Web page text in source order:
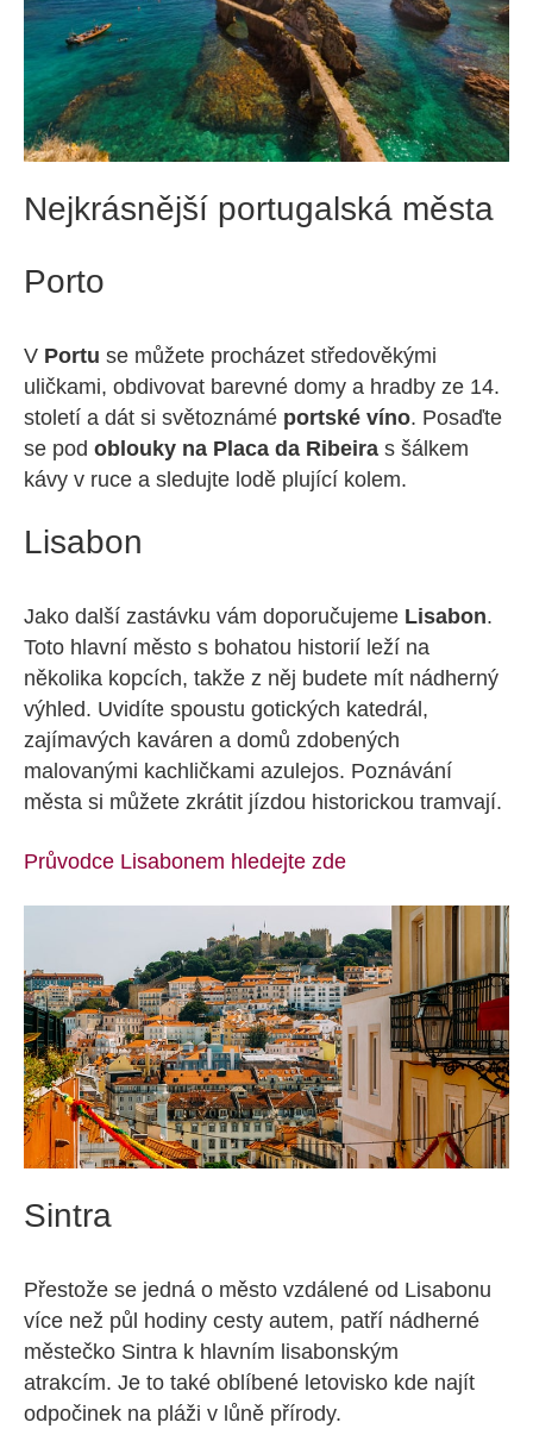
Nejkrásnější portugalská města
Porto
V Portu se můžete procházet středověkými
uličkami, obdivovat barevné domy a hradby ze 14.
století a dát si světoznámé portské víno. Posaďte
se pod oblouky na Placa da Ribeira s šálkem
kávy v ruce a sledujte lodě plující kolem.
Lisabon
Jako další zastávku vám doporučujeme Lisabon.
Toto hlavní město s bohatou historií leží na
několika kopcích, takže z něj budete mít nádherný
výhled. Uvidíte spoustu gotických katedrál,
zajímavých kaváren a domů zdobených
malovanými kachličkami azulejos. Poznávání
města si můžete zkrátit jízdou historickou tramvají.
Průvodce Lisabonem hledejte zde
Sintra
Přestože se jedná o město vzdálené od Lisabonu
více než půl hodiny cesty autem, patří nádherné
městečko Sintra k hlavním lisabonským
atrakcím. Je to také oblíbené letovisko kde najít
odpočinek na pláži v lůně přírody.